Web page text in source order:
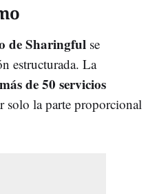
de Sharingful se
estructurada. La
de 50 servicios
solo la parte proporcional